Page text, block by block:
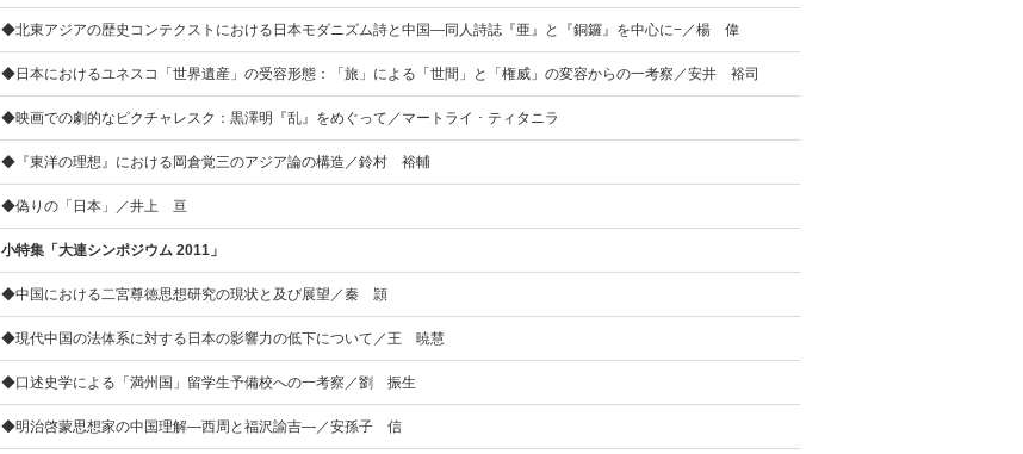
◆北東アジアの歴史コンテクストにおける日本モダニズム詩と中国—同人詩誌『亜』と『銅鑼』を中心に−／楊 偉
◆日本におけるユネスコ「世界遺産」の受容形態：「旅」による「世間」と「権威」の変容からの一考察／安井 裕司
◆映画での劇的なピクチャレスク：黒澤明『乱』をめぐって／マートライ ･ ティタニラ
◆『東洋の理想』における岡倉覚三のアジア論の構造／鈴村 裕輔
◆偽りの「日本」／井上 亘
小特集「大連シンポジウム 2011」
◆中国における二宮尊徳思想研究の現状と及び展望／秦 頴
◆現代中国の法体系に対する日本の影響力の低下について／王 暁慧
◆口述史学による「満州国」留学生予備校への一考察／劉 振生
◆明治啓蒙思想家の中国理解—西周と福沢諭吉—／安孫子 信